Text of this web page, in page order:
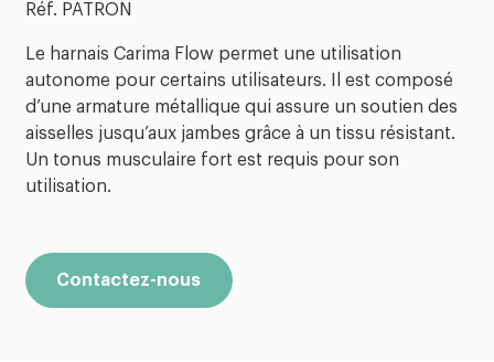
Réf. PATRON
Le harnais Carima Flow permet une utilisation
autonome pour certains utilisateurs. Il est composé
d’une armature métallique qui assure un soutien des
aisselles jusqu’aux jambes grâce à un tissu résistant.
Un tonus musculaire fort est requis pour son
utilisation.
Contactez-nous